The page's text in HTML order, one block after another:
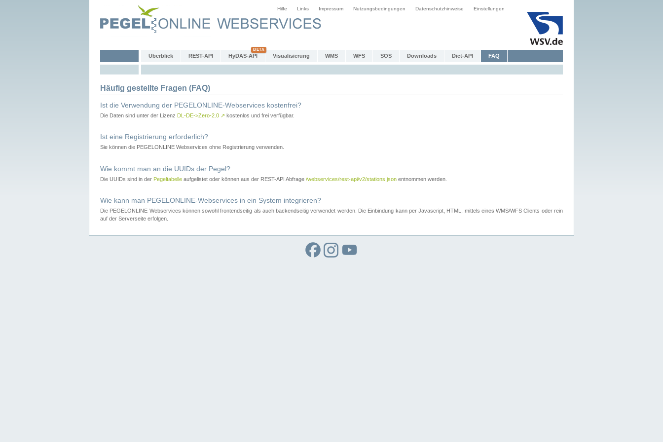
Hilfe Links Impressum Nutzungsbedingungen Datenschutzhinweise Einstellungen
Überblick REST-API HyDAS-API Visualisierung WMS WFS SOS Downloads Dict-API FAQ
Häufig gestellte Fragen (FAQ)
Ist die Verwendung der PEGELONLINE-Webservices kostenfrei?
Die Daten sind unter der Lizenz DL-DE->Zero-2.0 ↗ kostenlos und frei verfügbar.
Ist eine Registrierung erforderlich?
Sie können die PEGELONLINE Webservices ohne Registrierung verwenden.
Wie kommt man an die UUIDs der Pegel?
Die UUIDs sind in der Pegeltabelle aufgelistet oder können aus der REST-API Abfrage /webservices/rest-api/v2/stations.json entnommen werden.
Wie kann man PEGELONLINE-Webservices in ein System integrieren?
Die PEGELONLINE Webservices können sowohl frontendseitig als auch backendseitig verwendet werden. Die Einbindung kann per Javascript, HTML, mittels eines WMS/WFS Clients oder rein
auf der Serverseite erfolgen.